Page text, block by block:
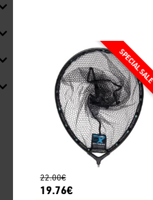
22.00€
19.76€